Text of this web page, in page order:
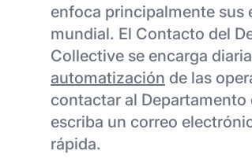
enfoca principalmente sus
mundial. El Contacto del
Collective se encarga
automatización de las
contactar al
escriba un correo
rápida.